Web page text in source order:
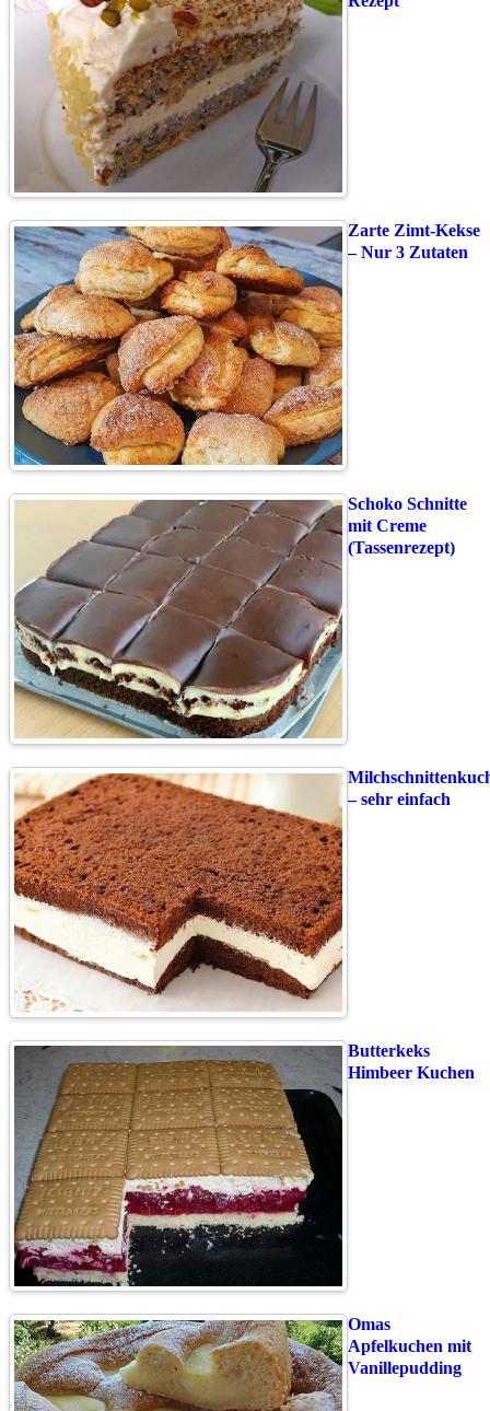
Zarte Zimt-Kekse
– Nur 3 Zutaten
Schoko Schnitte
mit Creme
(Tassenrezept)
– sehr einfach
Butterkeks
Himbeer Kuchen
Omas
Apfelkuchen mit
Vanillepudding